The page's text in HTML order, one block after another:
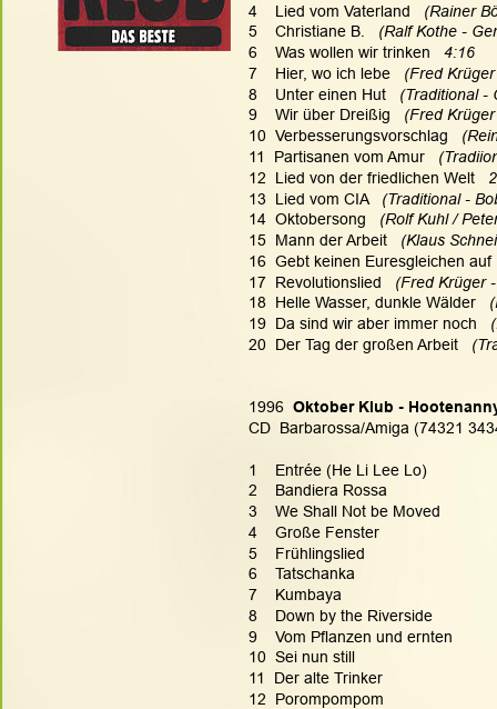
4    Lied vom Vaterland
(Rainer
5    Christiane B.
(Ralf Kothe -
6    Was wollen wir trinken 4:16
7    Hier, wo ich lebe
(Fred Krüger
8    Unter einen Hut
(Traditional
9    Wir über Dreißig
(Fred
10  Verbesserungsvorschlag
11  Partisanen vom Amur
12  Lied von der friedlichen Welt
13  Lied vom CIA
(Traditional -
14  Oktobersong (Rolf Kuhl /
15  Mann der Arbeit
(Klaus
16  Gebt keinen Euresgleichen auf
17  Revolutionslied
(Fred Krüger
18  Helle Wasser, dunkle Wälder
19  Da sind wir aber immer noch
20  Der Tag der großen Arbeit
1996 Oktober Klub -
CD  Barbarossa/Amiga (74321
1    Entrée (He Li Lee Lo)
2    Bandiera Rossa
3    We Shall Not be Moved
4    Große Fenster
5    Frühlingslied
6    Tatschanka
7    Kumbaya
8    Down by the Riverside
9    Vom Pflanzen und ernten
10  Sei nun still
11  Der alte Trinker
12  Porompompom